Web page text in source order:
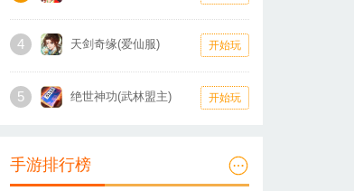
4 天剑奇缘(爱仙服) 开始玩
5 绝世神功(武林盟主) 开始玩
手游排行榜